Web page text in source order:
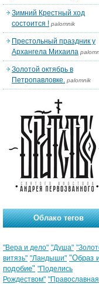
Зимний Крестный ход
состоится ! palomnik
Престольный праздник у
Архангела Михаила
Золотой октябрь в
Петропавловке. palomnik
Облако тегов
"Вера и дело" "Душа"
витязь" "Ландыши" "Образ
подобие" "Поделись
Рождеством" "Православная